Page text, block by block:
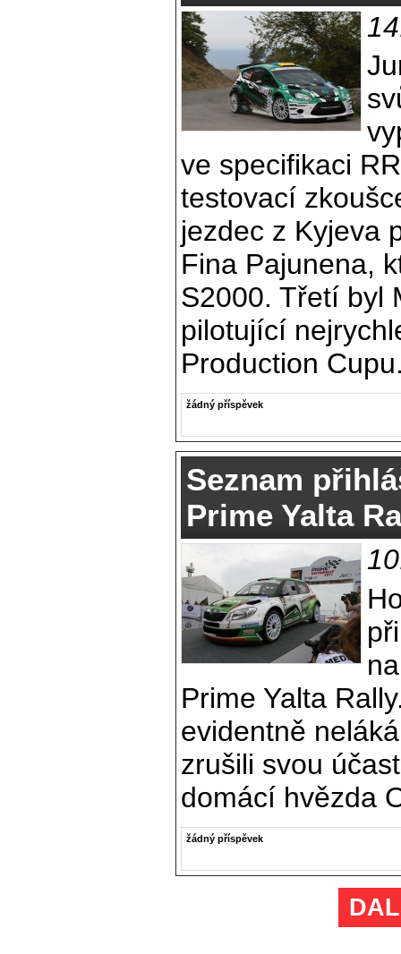
ve specifikaci
testovací
jezdec z Kyjeva
Fina Pajunena,
S2000. Třetí byl
pilotující
Production
žádný příspěvek
Seznam
Prime Yalta
Prime Yalta
evidentně
zrušili svou
domácí hvězda
žádný příspěvek